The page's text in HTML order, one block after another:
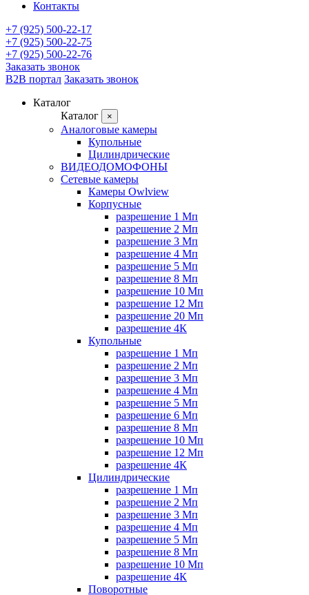
Контакты
+7 (925) 500-22-17
+7 (925) 500-22-75
+7 (925) 500-22-76
Заказать звонок
B2B портал Заказать звонок
Каталог
Каталог
×
Аналоговые камеры
Купольные
Цилиндрические
ВИДЕОДОМОФОНЫ
Сетевые камеры
Камеры Owlview
Корпусные
разрешение 1 Мп
разрешение 2 Мп
разрешение 3 Мп
разрешение 4 Мп
разрешение 5 Мп
разрешение 8 Мп
разрешение 10 Мп
разрешение 12 Мп
разрешение 20 Мп
разрешение 4К
Купольные
разрешение 1 Мп
разрешение 2 Мп
разрешение 3 Мп
разрешение 4 Мп
разрешение 5 Мп
разрешение 6 Мп
разрешение 8 Мп
разрешение 10 Мп
разрешение 12 Мп
разрешение 4К
Цилиндрические
разрешение 1 Мп
разрешение 2 Мп
разрешение 3 Мп
разрешение 4 Мп
разрешение 5 Мп
разрешение 8 Мп
разрешение 10 Мп
разрешение 4К
Поворотные